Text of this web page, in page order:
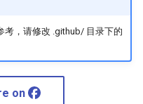
考，请修改 .github/ 目录下的
on